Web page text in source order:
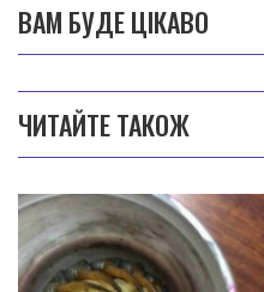
ВАМ БУДЕ ЦІКАВО
ЧИТАЙТЕ ТАКОЖ